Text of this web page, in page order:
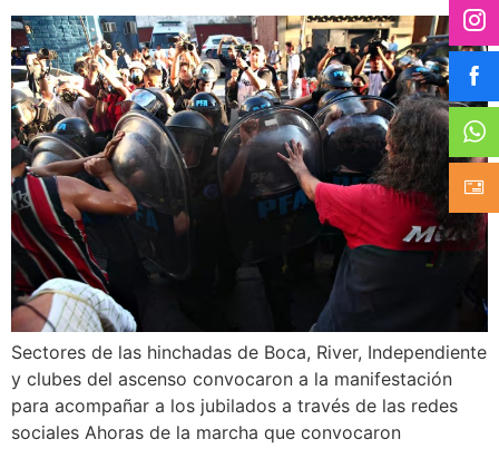
Sectores de las hinchadas de Boca, River, Independiente
y clubes del ascenso convocaron a la manifestación
para acompañar a los jubilados a través de las redes
sociales Ahoras de la marcha que convocaron